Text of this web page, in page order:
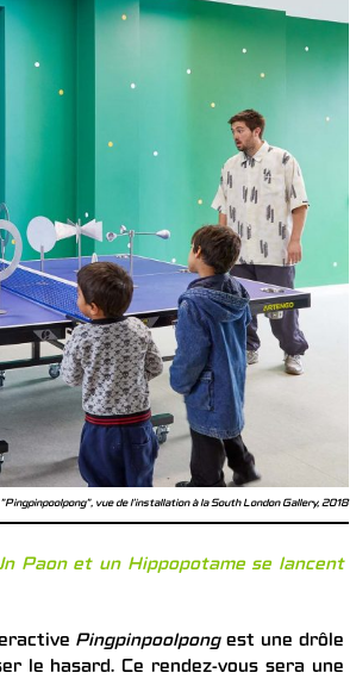
vue de l'installation à la South London Gallery, 2018
Paon et un Hippopotame se lancent
Pingpinpoolpongest une drôle
le hasard. Ce rendez-vous sera une